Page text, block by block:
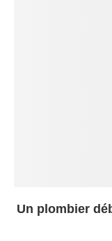
Un plombier